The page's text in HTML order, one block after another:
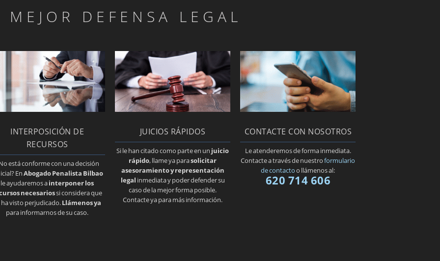
Recurso de casación
Derechos de la persona
detenida.
¿Conoce la diferencia
entre robo y hurto?
MEJOR DEFENSA LEGAL
INTERPOSICIÓN DE
RECURSOS
está conforme con una decisión
EnAbogado Penalista Bilbao
le ayudaremos ainterponer los
necesariossi considera que
ha visto perjudicado.Llámenos ya
para informarnos de su caso.
JUICIOS RÁPIDOS
Si le han citado como parte en un juicio
rápido, llame ya parasolicitar
asesoramiento y representación
legal inmediata y poder defender su
caso de la mejor forma posible.
Contacte ya para más información.
CONTACTE CON NOSOTROS
Le atenderemos de forma inmediata.
Contacte a través de nuestroformulario
de contactoo llámenos al:
620 714 606